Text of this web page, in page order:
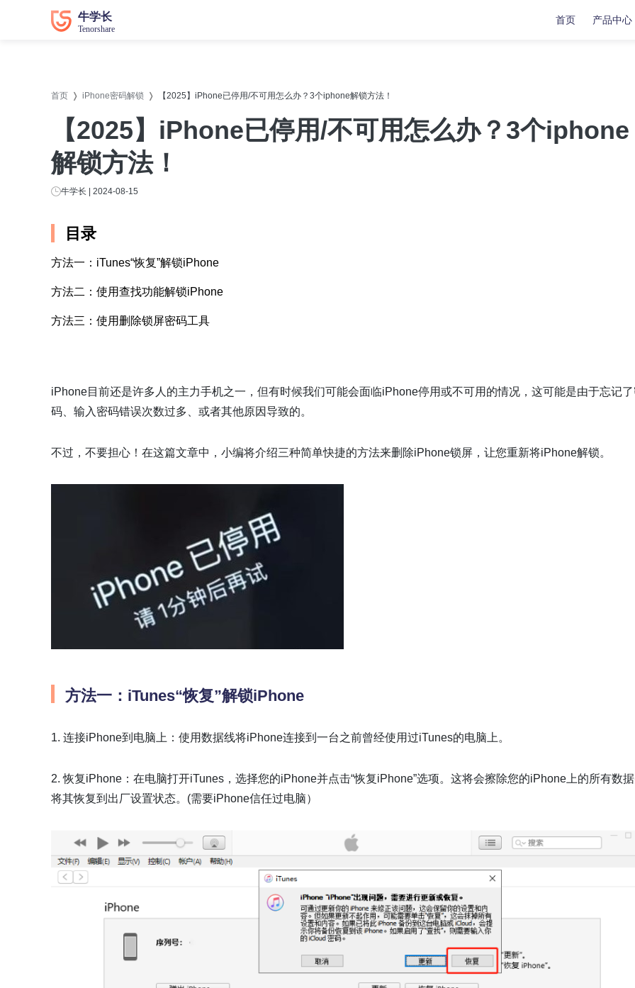
首页 产品中心
牛学长苹果数据恢复工具
牛学长安卓数据恢复工具
牛学长Windows数据恢复工具
牛学长苹果手机修复工具
牛学长安卓手机修复工具
首页 iPhone密码解锁 【2025】iPhone已停用/不可用怎么办？3个iphone解锁方法！
【2025】iPhone已停用/不可用怎么办？3个iphone
解锁方法！
牛学长 | 2024-08-15
目录
方法一：iTunes“恢复”解锁iPhone
方法二：使用查找功能解锁iPhone
方法三：使用删除锁屏密码工具
iPhone目前还是许多人的主力手机之一，但有时候我们可能会面临iPhone停用或不可用的情况，这可能是由于忘记
码、输入密码错误次数过多、或者其他原因导致的。
不过，不要担心！在这篇文章中，小编将介绍三种简单快捷的方法来删除iPhone锁屏，让您重新将iPhone解锁。
方法一：iTunes“恢复”解锁iPhone
1. 连接iPhone到电脑上：使用数据线将iPhone连接到一台之前曾经使用过iTunes的电脑上。
2. 恢复iPhone：在电脑打开iTunes，选择您的iPhone并点击“恢复iPhone”选项。这将会擦除您的iPhone上的所有数
将其恢复到出厂设置状态。(需要iPhone信任过电脑）